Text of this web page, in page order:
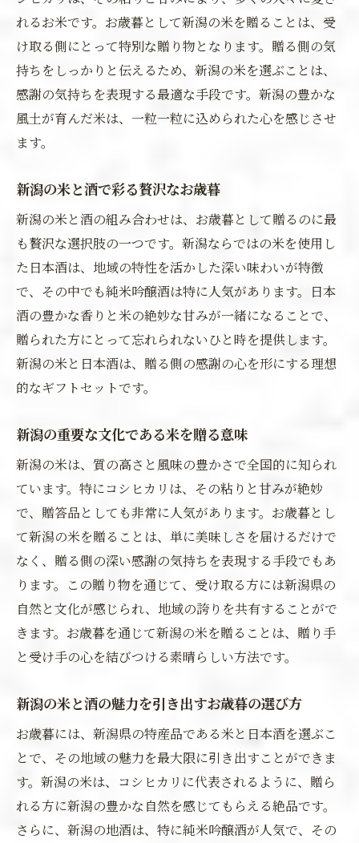
れるお米です。お歳暮として新潟の米を贈ることは、受
け取る側にとって特別な贈り物となります。贈る側の気
持ちをしっかりと伝えるため、新潟の米を選ぶことは、
感謝の気持ちを表現する最適な手段です。新潟の豊かな
風土が育んだ米は、一粒一粒に込められた心を感じさせ
ます。
新潟の米と酒で彩る贅沢なお歳暮
新潟の米と酒の組み合わせは、お歳暮として贈るのに最
も贅沢な選択肢の一つです。新潟ならではの米を使用し
た日本酒は、地域の特性を活かした深い味わいが特徴
で、その中でも純米吟醸酒は特に人気があります。日本
酒の豊かな香りと米の絶妙な甘みが一緒になることで、
贈られた方にとって忘れられないひと時を提供します。
新潟の米と日本酒は、贈る側の感謝の心を形にする理想
的なギフトセットです。
新潟の重要な文化である米を贈る意味
新潟の米は、質の高さと風味の豊かさで全国的に知られ
ています。特にコシヒカリは、その粘りと甘みが絶妙
で、贈答品としても非常に人気があります。お歳暮とし
て新潟の米を贈ることは、単に美味しさを届けるだけで
なく、贈る側の深い感謝の気持ちを表現する手段でもあ
ります。この贈り物を通じて、受け取る方には新潟県の
自然と文化が感じられ、地域の誇りを共有することがで
きます。お歳暮を通じて新潟の米を贈ることは、贈り手
と受け手の心を結びつける素晴らしい方法です。
新潟の米と酒の魅力を引き出すお歳暮の選び方
お歳暮には、新潟県の特産品である米と日本酒を選ぶこ
とで、その地域の魅力を最大限に引き出すことができま
す。新潟の米は、コシヒカリに代表されるように、贈ら
れる方に新潟の豊かな自然を感じてもらえる絶品です。
さらに、新潟の地酒は、特に純米吟醸酒が人気で、その